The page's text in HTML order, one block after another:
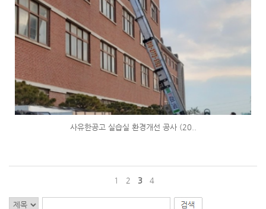
사유한공고 실습실 환경개선 공사 (20..
1 2 3 4